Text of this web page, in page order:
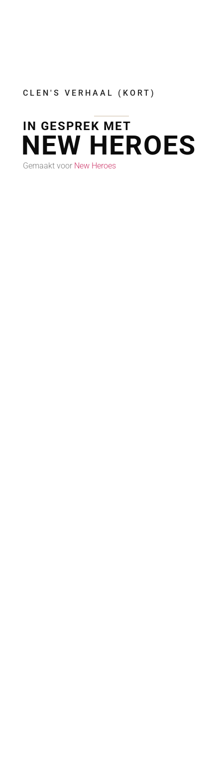
CLEN'S VERHAAL (KORT)
IN GESPREK MET
NEW HEROES
Gemaakt voor New Heroes